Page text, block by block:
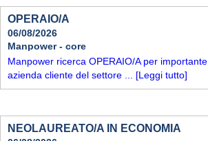
OPERAIO/A
06/08/2026
Manpower - core
Manpower ricerca OPERAIO/A per importante
azienda cliente del settore ... [Leggi tutto]
NEOLAUREATO/A IN ECONOMIA